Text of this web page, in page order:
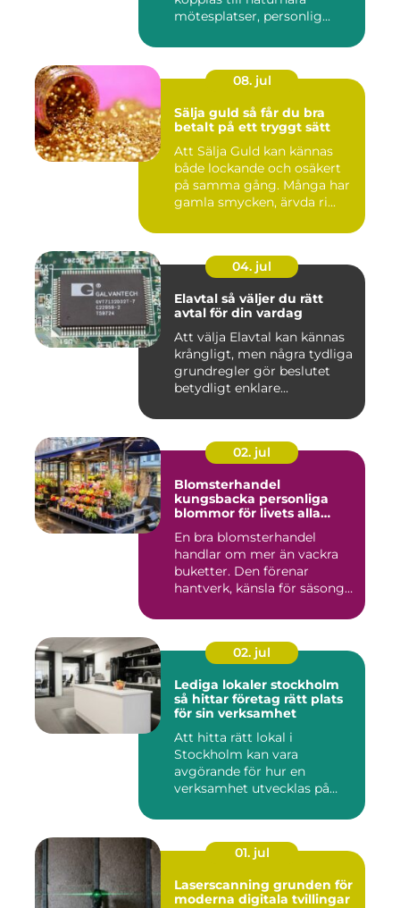
mötesplatser, personlig...
08. jul
Sälja guld så får du bra
betalt på ett tryggt sätt
Att Sälja Guld kan kännas
både lockande och osäkert
på samma gång. Många har
gamla smycken, ärvda ri...
04. jul
Elavtal så väljer du rätt
avtal för din vardag
Att välja Elavtal kan kännas
krångligt, men några tydliga
grundregler gör beslutet
betydligt enklare...
02. jul
Blomsterhandel
kungsbacka personliga
blommor för livets alla
En bra blomsterhandel
handlar om mer än vackra
buketter. Den förenar
hantverk, känsla för säsong
02. jul
Lediga lokaler stockholm
så hittar företag rätt plats
för sin verksamhet
Att hitta rätt lokal i
Stockholm kan vara
avgörande för hur en
verksamhet utvecklas på
01. jul
Laserscanning grunden för
moderna digitala tvillingar